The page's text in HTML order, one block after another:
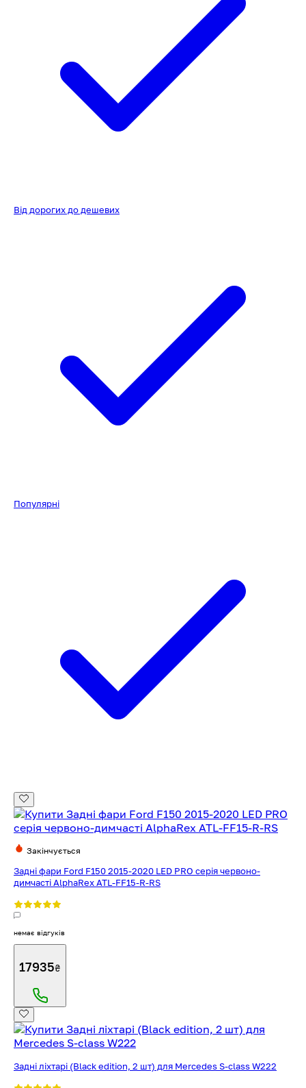
Від дорогих до дешевих
Популярні
Закінчується
Задні фари Ford F150 2015-2020 LED PRO серія червоно-
димчасті AlphaRex ATL-FF15-R-RS
немає відгуків
17935₴
Задні ліхтарі (Black edition, 2 шт) для Mercedes S-сlass W222